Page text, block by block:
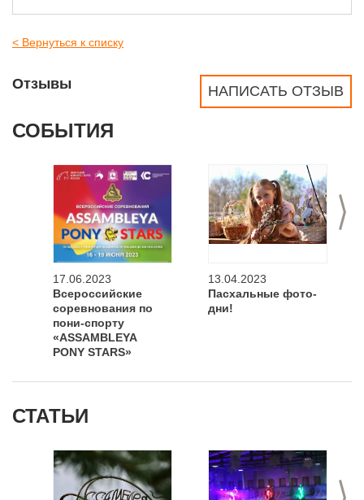
< Вернуться к списку
НАПИСАТЬ ОТЗЫВ
Отзывы
СОБЫТИЯ
>
17.06.2023
Всероссийские
соревнования по
пони-спорту
«ASSAMBLEYA
PONY STARS»
13.04.2023
Пасхальные фото-
дни!
СТАТЬИ
>